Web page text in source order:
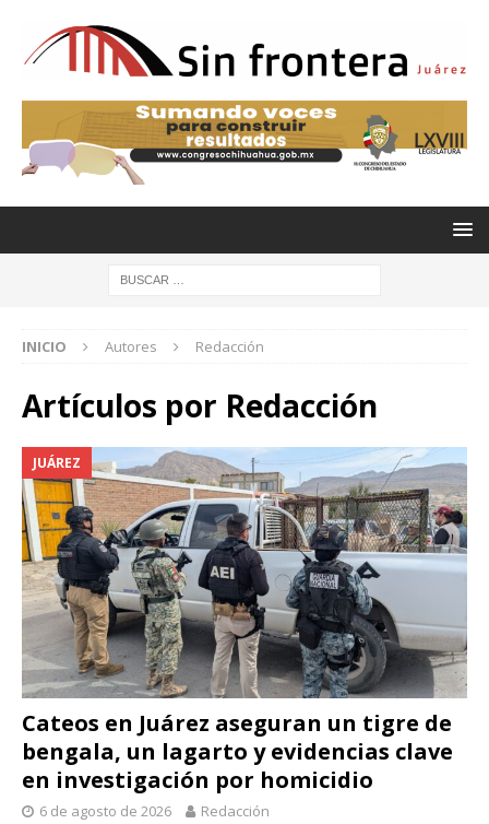
INICIO Autores Redacción
Artículos por Redacción
JUÁREZ
Cateos en Juárez aseguran un tigre de
bengala, un lagarto y evidencias clave
en investigación por homicidio
6 de agosto de 2026 Redacción